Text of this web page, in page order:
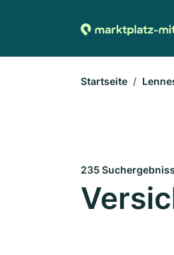
Startseite
235